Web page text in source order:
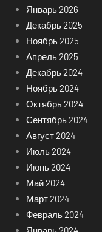
Январь 2026
Декабрь 2025
Ноябрь 2025
Апрель 2025
Декабрь 2024
Ноябрь 2024
Октябрь 2024
Сентябрь 2024
Август 2024
Июль 2024
Июнь 2024
Май 2024
Март 2024
Февраль 2024